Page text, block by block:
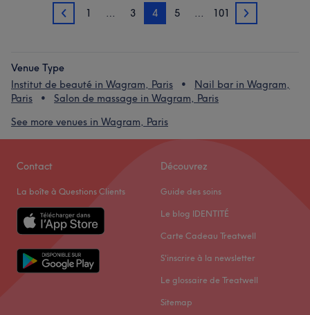
3 1 … 3 4 5 … 101 5
Venue Type
Institut de beauté in Wagram, Paris
Nail bar in Wagram,
Paris
Salon de massage in Wagram, Paris
See more venues in Wagram, Paris
Contact
La boîte à Questions Clients
Découvrez
Guide des soins
Le blog IDENTITÉ
Carte Cadeau Treatwell
S'inscrire à la newsletter
Le glossaire de Treatwell
Sitemap